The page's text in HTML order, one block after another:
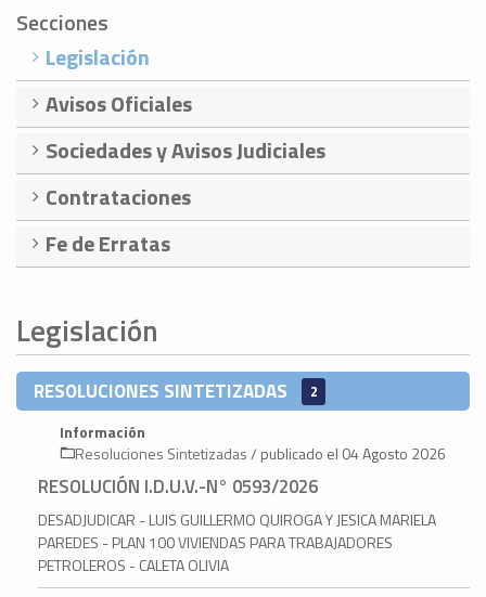
Secciones
Legislación
Avisos Oficiales
Sociedades y Avisos Judiciales
Contrataciones
Fe de Erratas
Legislación
RESOLUCIONES SINTETIZADAS 2
Información
Resoluciones Sintetizadas/ publicado el 04 Agosto 2026
RESOLUCIÓN I.D.U.V.-N° 0593/2026
DESADJUDICAR - LUIS GUILLERMO QUIROGA Y JESICA MARIELA
PAREDES - PLAN 100 VIVIENDAS PARA TRABAJADORES
PETROLEROS - CALETA OLIVIA